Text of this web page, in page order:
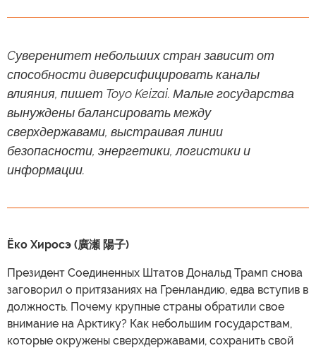
Cуверенитет небольших стран зависит от
способности диверсифицировать каналы
влияния, пишет Toyo Keizai. Малые государства
вынуждены балансировать между
сверхдержавами, выстраивая линии
безопасности, энергетики, логистики и
информации.
Ёко Хиросэ (廣瀬 陽子)
Президент Соединенных Штатов Дональд Трамп снова
заговорил о притязаниях на Гренландию, едва вступив в
должность. Почему крупные страны обратили свое
внимание на Арктику? Как небольшим государствам,
которые окружены сверхдержавами, сохранить свой